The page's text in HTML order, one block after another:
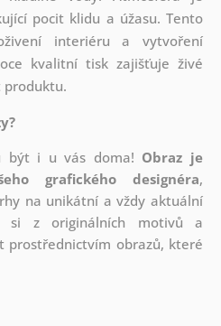
pocit klidu a úžasu. Tento
interiéru a vytvoření
kvalitní tisk zajišťuje živé
produktu.
být i u vás doma! Obraz je
grafického designéra,
na unikátní a vždy aktuální
si z originálních motivů a
prostřednictvím obrazů, které